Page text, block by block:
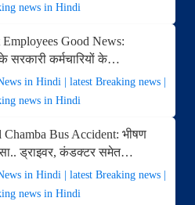
news in Hindi
Good News:
सरकारी कर्मचारियों के…
in Hindi | latest Breaking news |
news in Hindi
Chamba Bus Accident: भीषण
ड्राइवर, कंडक्टर समेत…
in Hindi | latest Breaking news |
news in Hindi